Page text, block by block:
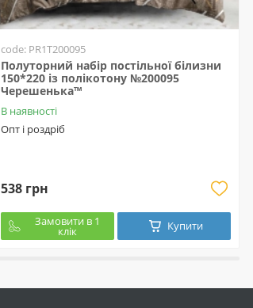
code: PR1T200095
Полуторний набір постільної білизни
150*220 із полікотону №200095
Черешенька™
В наявності
Опт і роздріб
538 грн
Замовити в 1
клік Купити